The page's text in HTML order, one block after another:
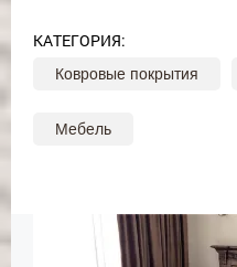
КАТЕГОРИЯ:
Ковровые покрытия
Мебель